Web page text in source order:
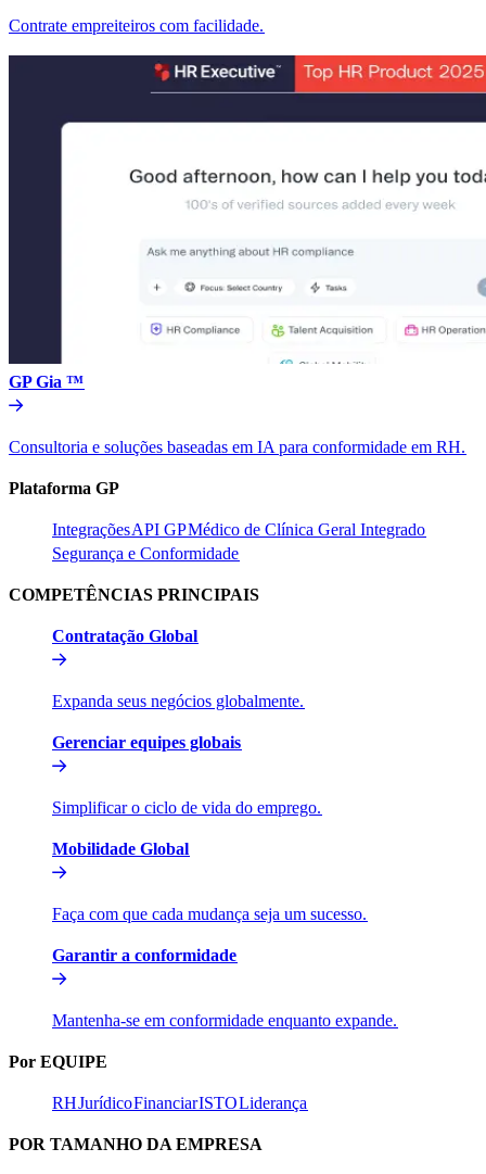
Contrate empreiteiros com facilidade.​​
GP Gia ™​​
Consultoria e soluções baseadas em IA para conformidade em RH.​​
Plataforma GP​​
Integrações​​API GP​​Médico de Clínica Geral Integrado​​
Segurança e Conformidade​​
COMPETÊNCIAS PRINCIPAIS​​
Contratação Global​​
Expanda seus negócios globalmente.​​
Gerenciar equipes globais​​
Simplificar o ciclo de vida do emprego.​​
Mobilidade Global​​
Faça com que cada mudança seja um sucesso.​​
Garantir a conformidade​​
Mantenha-se em conformidade enquanto expande.​​
Por EQUIPE​​
RH​​Jurídico​​Financiar​​ISTO​​Liderança​​
POR TAMANHO DA EMPRESA​​